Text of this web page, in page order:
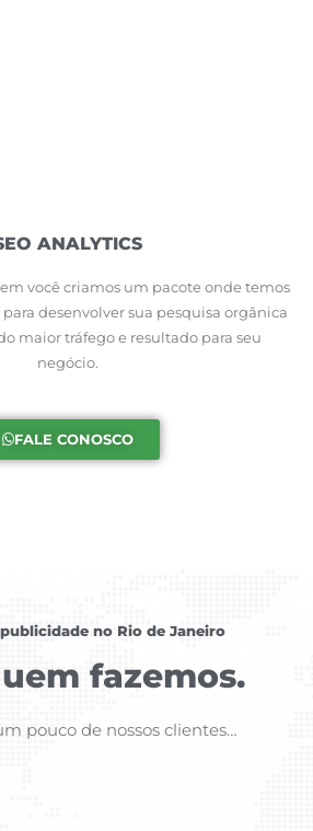
ANALYTICS
você criamos um pacote onde temos
desenvolver sua pesquisa orgânica
maior tráfego e resultado para seu
negócio.
FALE CONOSCO
no Rio de Janeiro
fazemos.
pouco de nossos clientes…